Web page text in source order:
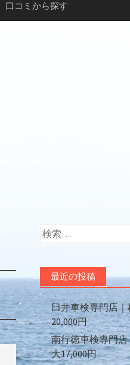
口コミから探す
検
最近の投稿
臼井車検専門店
20,000円
南行徳車検専門
大17,000円